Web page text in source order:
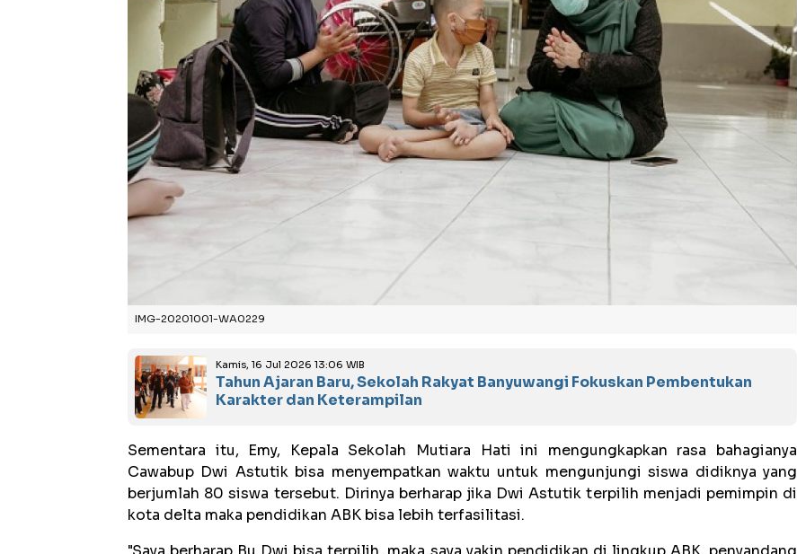
IMG-20201001-WA0229
Kamis, 16 Jul 2026 13:06 WIB
Tahun Ajaran Baru, Sekolah Rakyat Banyuwangi Fokuskan Pembentukan
Karakter dan Keterampilan
Sementara itu, Emy, Kepala Sekolah Mutiara Hati ini mengungkapkan rasa bahagianya
Cawabup Dwi Astutik bisa menyempatkan waktu untuk mengunjungi siswa didiknya yang
berjumlah 80 siswa tersebut. Dirinya berharap jika Dwi Astutik terpilih menjadi pemimpin di
kota delta maka pendidikan ABK bisa lebih terfasilitasi.